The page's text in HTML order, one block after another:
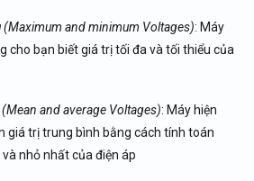
(Maximum and minimum Voltages): Máy
cho bạn biết giá trị tối đa và tối thiểu của
and average Voltages): Máy hiện
giá trị trung bình bằng cách tính toán
nhỏ nhất của điện áp